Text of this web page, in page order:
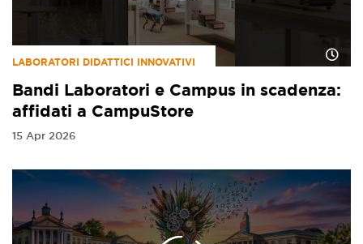
LABORATORI DIDATTICI INNOVATIVI
Bandi Laboratori e Campus in scadenza:
affidati a CampuStore
15 Apr 2026